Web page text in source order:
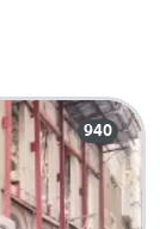
940